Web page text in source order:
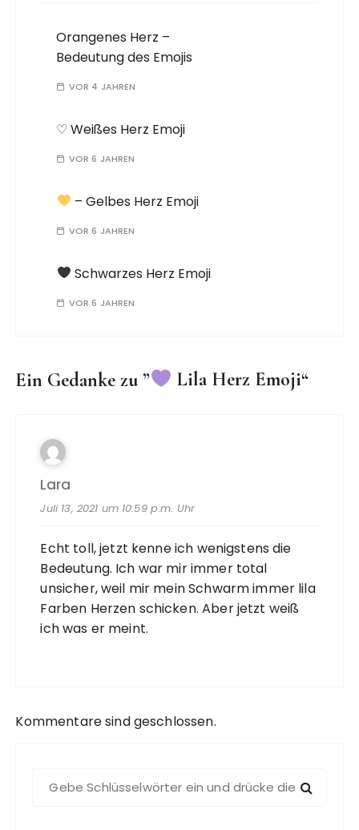
Orangenes Herz –
Bedeutung des Emojis
VOR 4 JAHREN
♡ Weißes Herz Emoji
VOR 6 JAHREN
– Gelbes Herz Emoji
VOR 6 JAHREN
Schwarzes Herz Emoji
VOR 6 JAHREN
Ein Gedanke zu ” Lila Herz Emoji“
Lara
Juli 13, 2021 um 10:59 p.m. Uhr
Echt toll, jetzt kenne ich wenigstens die
Bedeutung. Ich war mir immer total
unsicher, weil mir mein Schwarm immer lila
Farben Herzen schicken. Aber jetzt weiß
ich was er meint.
Kommentare sind geschlossen.